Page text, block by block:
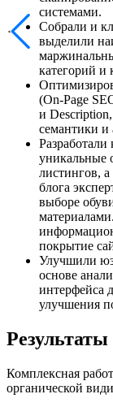
системами.
Собрали и
выделили
категорий и
(On-Page
и
семантики и
уникальные
листингов,
блога
выборе
покрытие
Улучшили
основе
интерфейса
улучшения
Комплексная
органической